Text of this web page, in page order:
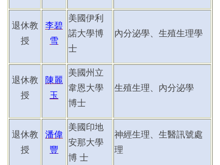
退休教
授
李碧
雪
美國伊利
諾大學博
士
內分泌學、生殖生理學
退休教
授
陳麗
玉
美國州立
韋恩大學
博士
生殖生理、內分泌學
退休教
授
潘偉
豐
美國印地
安那大學
博 士
神經生理、生醫訊號處
理